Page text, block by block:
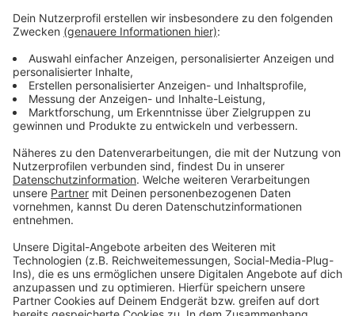
endgültig geklärt sein. Die Planungskosten verdoppeln
Millionen Euro.
Anzeige
Weitere Infos und Links zum Thema
Anzeige
Gesucht wird die "Oper für alle"
Erste Bürgerbeteiligung zum "Opernhaus der